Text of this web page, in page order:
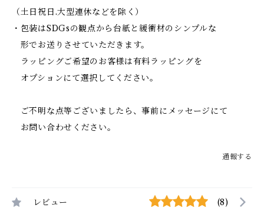
（土日祝日.大型連休などを除く）
・包装はSDGsの観点から台紙と緩衝材のシンプルな
形でお送りさせていただきます。
ラッピングご希望のお客様は有料ラッピングを
オプションにて選択してください。
ご不明な点等ございましたら、事前にメッセージにて
お問い合わせください。
通報する
レビュー (8)